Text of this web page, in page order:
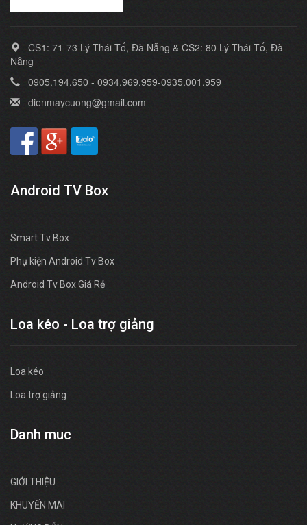
CS1: 71-73 Lý Thái Tổ, Đà Nẵng & CS2: 80 Lý Thái Tổ, Đà
Nẵng
0905.194.650 - 0934.969.959-0935.001.959
dienmaycuong@gmail.com
Android TV Box
Smart Tv Box
Phụ kiện Android Tv Box
Android Tv Box Giá Rẻ
Loa kéo - Loa trợ giảng
Loa kéo
Loa trợ giảng
Danh muc
GIỚI THIỆU
KHUYẾN MÃI